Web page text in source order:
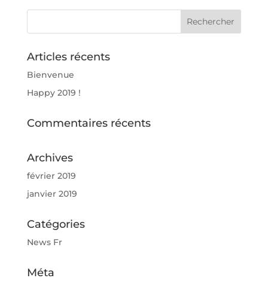
Articles récents
Bienvenue
Happy 2019 !
Commentaires récents
Archives
février 2019
janvier 2019
Catégories
News Fr
Méta